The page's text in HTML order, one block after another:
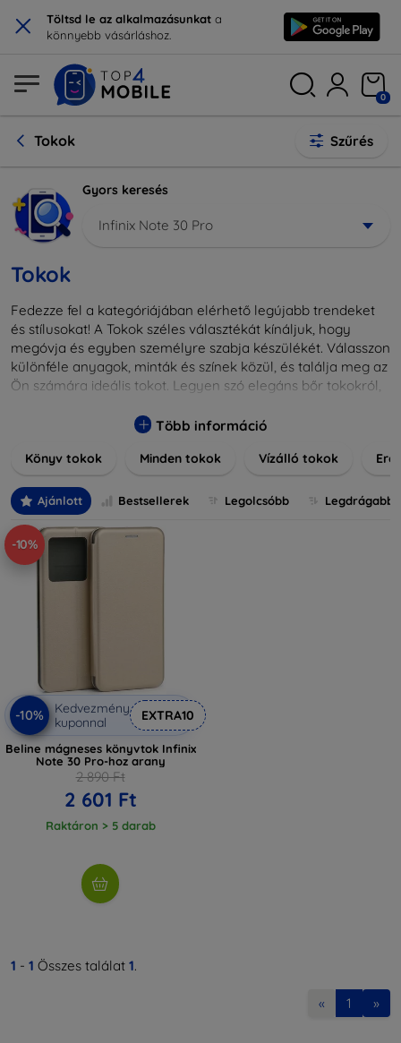
× Töltsd le az alkalmazásunkat a
könnyebb vásárláshoz.
0
Tokok Szűrés
Gyors keresés
Infinix Note 30 Pro
Tokok
Fedezze fel a kategóriájában elérhető legújabb trendeket
és stílusokat! A Tokok széles választékát kínáljuk, hogy
megóvja és egyben személyre szabja készülékét. Válasszon
különféle anyagok, minták és színek közül, és találja meg az
Ön számára ideális tokot. Legyen szó elegáns bőr tokokról,
nálunk mindenki megtalálja a stílusához leginkább illő
különlegesebbé eszközeit a tökéletes tokkal!
Több információ
Könyv tokok Minden tokok Vízálló tokok
Ajánlott Bestsellerek Legolcsóbb Legdrágabb
-10%
-10%
Kedvezmény
kuponnal
EXTRA10
Beline mágneses könyvtok Infinix
Note 30 Pro-hoz arany
2 890 Ft
2 601 Ft
Raktáron > 5 darab
1 - 1 Összes találat 1.
« 1 »